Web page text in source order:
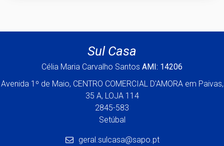
Sul Casa
Célia Maria Carvalho Santos AMI: 14206
Avenida 1º de Maio, CENTRO COMERCIAL D'AMORA em Paivas,
35 A, LOJA 114
2845-583
Setúbal
geral.sulcasa@sapo.pt